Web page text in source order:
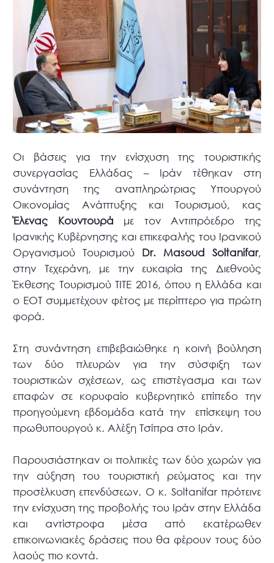
Οι βάσεις για την ενίσχυση της τουριστικής
συνεργασίας Ελλάδας – Ιράν τέθηκαν στη
συνάντηση της αναπληρώτριας Υπουργού
Οικονομίας Ανάπτυξης και Τουρισμού, κας
Έλενας Κουντουρά με τον Αντιπρόεδρο της
Ιρανικής Κυβέρνησης και επικεφαλής του Ιρανικού
Οργανισμού Τουρισμού Dr. Masoud Soltanifar,
στην Τεχεράνη, με την ευκαιρία της Διεθνούς
Έκθεσης Τουρισμού ΤΙΤΕ 2016, όπου η Ελλάδα και
ο ΕΟΤ συμμετέχουν φέτος με περίπτερο για πρώτη
φορά.
Στη συνάντηση επιβεβαιώθηκε η κοινή βούληση
των δύο πλευρών για την σύσφιξη των
τουριστικών σχέσεων, ως επιστέγασμα και των
επαφών σε κορυφαίο κυβερνητικό επίπεδο την
προηγούμενη εβδομάδα κατά την επίσκεψη του
πρωθυπουργού κ. Αλέξη Τσίπρα στο Ιράν.
Παρουσιάστηκαν οι πολιτικές των δύο χωρών για
την αύξηση του τουριστική ρεύματος και την
προσέλκυση επενδύσεων. Ο κ. Soltanifar πρότεινε
την ενίσχυση της προβολής του Ιράν στην Ελλάδα
και αντίστροφα μέσα από εκατέρωθεν
επικοινωνιακές δράσεις που θα φέρουν τους δύο
λαούς πιο κοντά.